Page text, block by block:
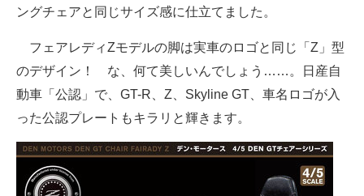
ングチェアと同じサイズ感に仕立てました。
フェアレディZモデルの脚は実車のロゴと同じ「Z」型
のデザイン！ な、何て美しいんでしょう……。日産自
動車「公認」で、GT-R、Z、Skyline GT、車名ロゴが入
った公認プレートもキラリと輝きます。